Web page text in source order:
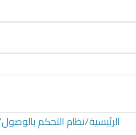
الرئيسية نظام التحكم بالوصول